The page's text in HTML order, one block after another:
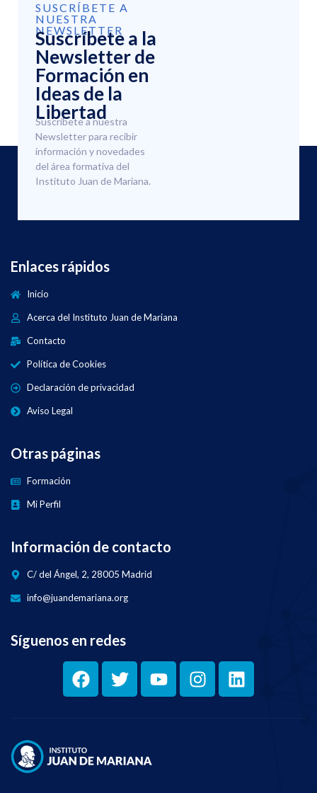
SUSCRÍBETE A
NUESTRA
NEWSLETTER
Suscríbete a la
Newsletter de
Formación en
Ideas de la
Libertad
Suscríbete a nuestra
Newsletter para recibir
información y novedades
del área formativa del
Instituto Juan de Mariana.
Enlaces rápidos
Inicio
Acerca del Instituto Juan de Mariana
Contacto
Política de Cookies
Declaración de privacidad
Aviso Legal
Otras páginas
Formación
Mi Perfil
Información de contacto
C/ del Ángel, 2, 28005 Madrid
info@juandemariana.org
Síguenos en redes